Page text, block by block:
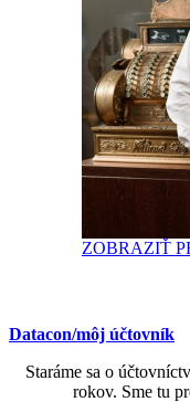
ZOBRAZIŤ
Datacon/môj účtovník
Staráme sa o
rokov. Sme tu